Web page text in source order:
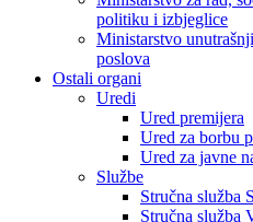
politiku i izbjeglice
Ministarstvo
poslova
Ostali organi
Uredi
Ured premijera
Ured za borbu
Ured za javne
Službe
Stručna služba
Stručna služba